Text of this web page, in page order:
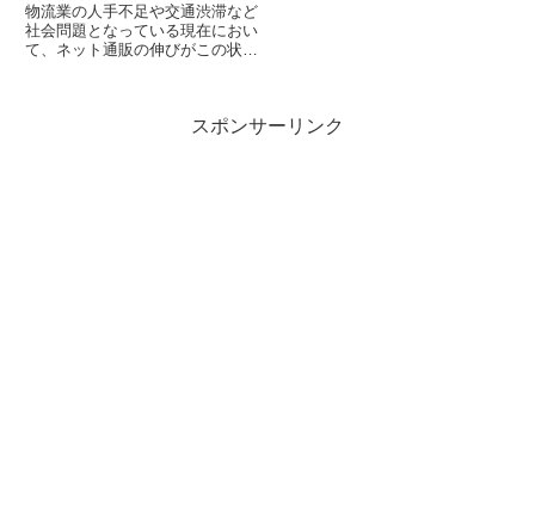
物流業の人手不足や交通渋滞など
社会問題となっている現在におい
て、ネット通販の伸びがこの状況
と、宅配ボックスを設置していこスポンサーリンク